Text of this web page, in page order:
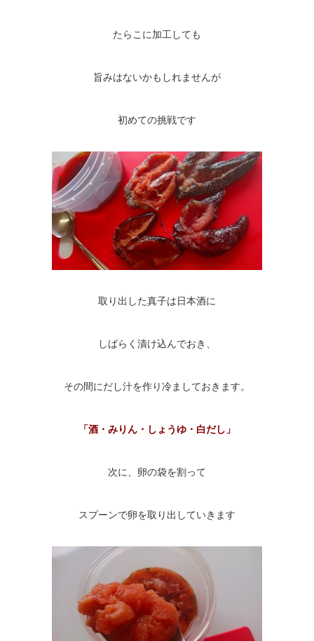
たらこに加工しても
旨みはないかもしれませんが
初めての挑戦です
取り出した真子は日本酒に
しばらく漬け込んでおき、
その間にだし汁を作り冷ましておきます。
「酒・みりん・しょうゆ・白だし」
次に、卵の袋を割って
スプーンで卵を取り出していきます